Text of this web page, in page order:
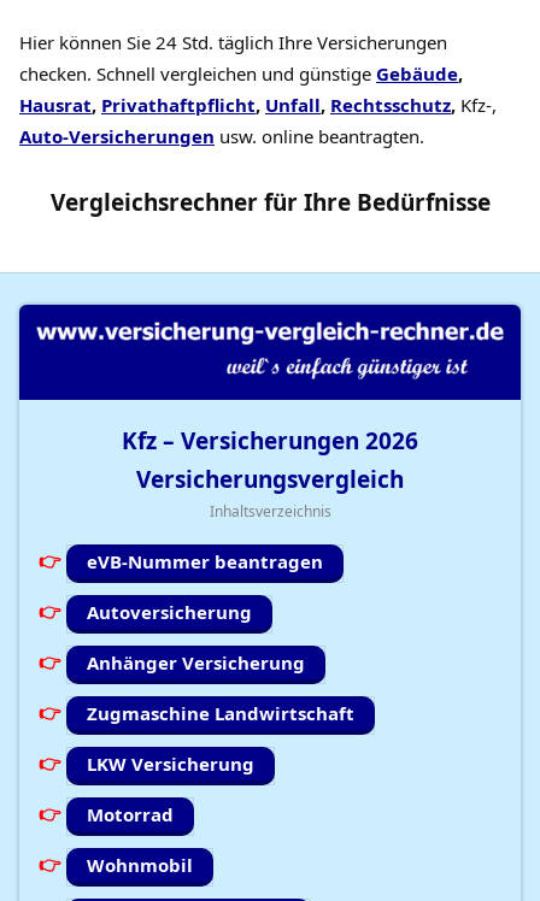
Hier können Sie 24 Std. täglich Ihre Versicherungen
checken. Schnell vergleichen und günstige Gebäude,
Hausrat, Privathaftpflicht, Unfall, Rechtsschutz, Kfz-,
Auto-Versicherungen usw. online beantragten.
Vergleichsrechnerfür Ihre Bedürfnisse
Kfz – Versicherungen 2026
Versicherungsvergleich
Inhaltsverzeichnis
eVB-Nummer beantragen
Autoversicherung
Anhänger Versicherung
Zugmaschine Landwirtschaft
LKW Versicherung
Motorrad
Wohnmobil